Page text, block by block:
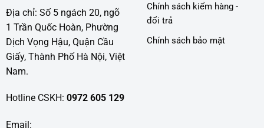
Địa chỉ: Số 5 ngách 20, ngõ
1 Trần Quốc Hoàn, Phường
Dịch Vọng Hậu, Quận Cầu
Giấy, Thành Phố Hà Nội, Việt
Nam.
Hotline CSKH: 0972 605 129
Email:
Chính sách kiểm hàng -
đổi trả
Chính sách bảo mật